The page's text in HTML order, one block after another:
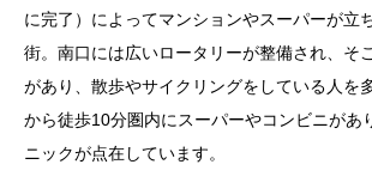
に完了）によってマンションやスーパーが立
街。南口には広いロータリーが整備され、そ
があり、散歩やサイクリングをしている人を
から徒歩10分圏内にスーパーやコンビニがあ
ニックが点在しています。